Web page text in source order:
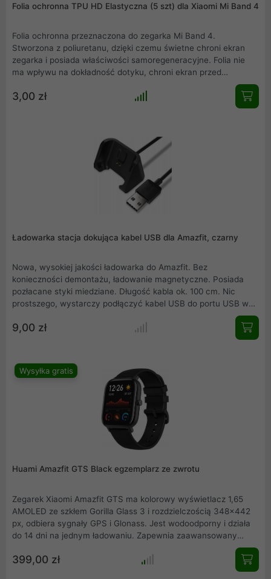
Folia ochronna TPU HD Elastyczna (5 szt) dla Xiaomi Mi Band 4
Folia ochronna przeznaczona do zegarka Mi Band 4.
Stworzona z poliuretanu, dzięki czemu świetne chroni ekran
zegarka i posiada właściwości samoregeneracyjne. Folia nie
ma wpływu na dokładność dotyku, chroni ekran przed
zarysowaniem, bardzo prosty montaż na sucho i mokro. W
skład zestawu wchodzą folia (5szt), sucha ściereczka, mokra
ściereczka, naklejka pomocnicza do nakładania, naklejka do
3,00 zł
Ładowarka stacja dokująca kabel USB dla Amazfit, czarny
Nowa, wysokiej jakości ładowarka do Amazfit. Bez
konieczności demontażu, ładowanie magnetyczne. Posiada
pozłacane styki miedziane. Długość kabla ok. 100 cm. Nic
prostszego, wystarczy podłączyć kabel USB do portu USB w
ładowarce samochodowej, aby naładować. Zapewnia szybką i
9,00 zł
Wysyłka gratis
Huami Amazfit GTS Black egzemplarz ze zwrotu
Zegarek Xiaomi Amazfit GTS ma kolorowy wyświetlacz 1,65
AMOLED ze szkłem Gorilla Glass 3 i rozdzielczością 348×442
px, odbiera sygnały GPS i Glonass. Jest wodoodporny i działa
do 14 dni na jednym ładowaniu. Zapewnia zaawansowany
pomiar tętna i szczegółowy wgląd w uprawiane sporty, które
uprawiasz. Wyświetla powiadomienia z telefonu.
399,00 zł